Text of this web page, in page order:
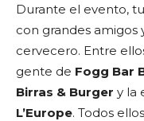
Durante el evento,
con grandes
cervecero. Entre
gente de Fogg Bar
Birras & Burger y la
L’Europe. Todos